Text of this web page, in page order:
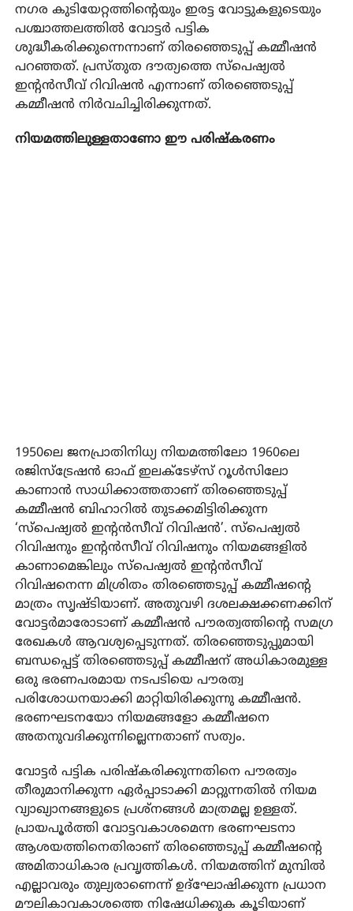
നഗര കുടിയേറ്റത്തിന്റെയും ഇരട്ട വോട്ടുകളുടെയും
പശ്ചാത്തലത്തില്‍ വോട്ടര്‍ പട്ടിക
ശുദ്ധീകരിക്കുന്നെന്നാണ് തിരഞ്ഞെടുപ്പ് കമ്മീഷന്‍
പറഞ്ഞത്. പ്രസ്തുത ദൗത്യത്തെ സ്‌പെഷ്യല്‍
ഇന്റന്‍സീവ് റിവിഷന്‍ എന്നാണ് തിരഞ്ഞെടുപ്പ്
കമ്മീഷന്‍ നിര്‍വചിച്ചിരിക്കുന്നത്.
നിയമത്തിലുള്ളതാണോ ഈ പരിഷ്‌കരണം
1950ലെ ജനപ്രാതിനിധ്യ നിയമത്തിലോ 1960ലെ
രജിസ്‌ട്രേഷന്‍ ഓഫ് ഇലക്ടേഴ്‌സ് റൂള്‍സിലോ
കാണാന്‍ സാധിക്കാത്തതാണ് തിരഞ്ഞെടുപ്പ്
കമ്മീഷന്‍ ബിഹാറില്‍ തുടക്കമിട്ടിരിക്കുന്ന
‘സ്‌പെഷ്യല്‍ ഇന്റന്‍സീവ് റിവിഷന്‍’. സ്‌പെഷ്യല്‍
റിവിഷനും ഇന്റന്‍സീവ് റിവിഷനും നിയമങ്ങളില്‍
കാണാമെങ്കിലും സ്‌പെഷ്യല്‍ ഇന്റന്‍സീവ്
റിവിഷനെന്ന മിശ്രിതം തിരഞ്ഞെടുപ്പ് കമ്മീഷന്റെ
മാത്രം സൃഷ്ടിയാണ്. അതുവഴി ദശലക്ഷക്കണക്കിന്
വോട്ടര്‍മാരോടാണ് കമ്മീഷന്‍ പൗരത്വത്തിന്റെ സമഗ്ര
രേഖകള്‍ ആവശ്യപ്പെടുന്നത്. തിരഞ്ഞെടുപ്പുമായി
ബന്ധപ്പെട്ട് തിരഞ്ഞെടുപ്പ് കമ്മീഷന് അധികാരമുള്ള
ഒരു ഭരണപരമായ നടപടിയെ പൗരത്വ
പരിശോധനയാക്കി മാറ്റിയിരിക്കുന്നു കമ്മീഷന്‍.
ഭരണഘടനയോ നിയമങ്ങളോ കമ്മീഷനെ
അതനുവദിക്കുന്നില്ലെന്നതാണ് സത്യം.
വോട്ടര്‍ പട്ടിക പരിഷ്‌കരിക്കുന്നതിനെ പൗരത്വം
തീരുമാനിക്കുന്ന ഏര്‍പ്പാടാക്കി മാറ്റുന്നതില്‍ നിയമ
വ്യാഖ്യാനങ്ങളുടെ പ്രശ്‌നങ്ങള്‍ മാത്രമല്ല ഉള്ളത്.
പ്രായപൂര്‍ത്തി വോട്ടവകാശമെന്ന ഭരണഘടനാ
ആശയത്തിനെതിരാണ് തിരഞ്ഞെടുപ്പ് കമ്മീഷന്റെ
അമിതാധികാര പ്രവൃത്തികള്‍. നിയമത്തിന് മുമ്പില്‍
എല്ലാവരും തുല്യരാണെന്ന് ഉദ്‌ഘോഷിക്കുന്ന പ്രധാന
മൗലികാവകാശത്തെ നിഷേധിക്കുക കൂടിയാണ്